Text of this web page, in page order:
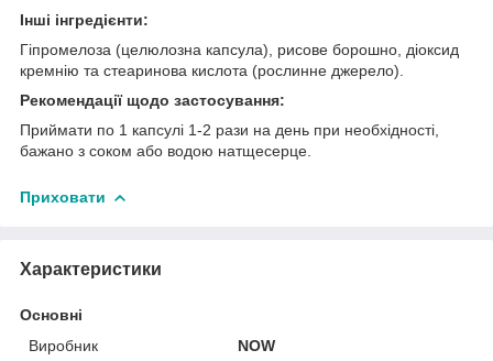
Інші інгредієнти:
Гіпромелоза (целюлозна капсула), рисове борошно, діоксид
кремнію та стеаринова кислота (рослинне джерело).
Рекомендації щодо застосування:
Приймати по 1 капсулі 1-2 рази на день при необхідності,
бажано з соком або водою натщесерце.
Приховати
Характеристики
Основні
Виробник
NOW